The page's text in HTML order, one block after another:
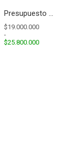
Presupuesto - Ingresos
$19.000.000
-
$25.800.000